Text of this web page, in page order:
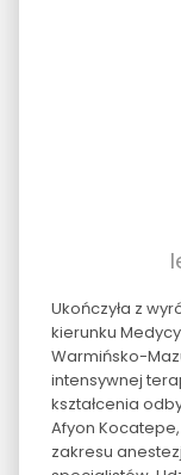
Ukończyła z
kierunku
Warmińsko-
intensywnej
kształcenia
Afyon
zakresu